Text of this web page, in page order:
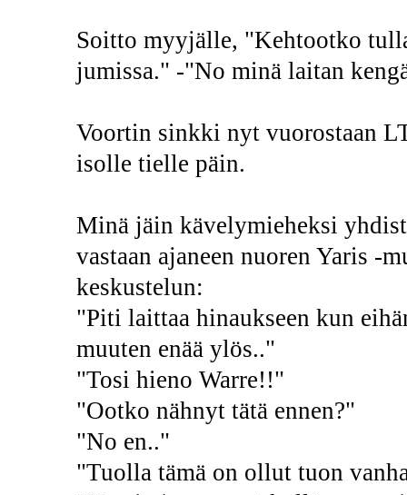
Soitto myyjälle, "Kehtootko
jumissa." -"No minä laitan
Voortin sinkki nyt vuorostaan
isolle tielle päin.
Minä jäin kävelymieheksi
vastaan ajaneen nuoren Yaris -
keskustelun:
"Piti laittaa hinaukseen kun
muuten enää ylös.."
"Tosi hieno Warre!!"
"Ootko nähnyt tätä ennen?"
"No en.."
"Tuolla tämä on ollut tuon